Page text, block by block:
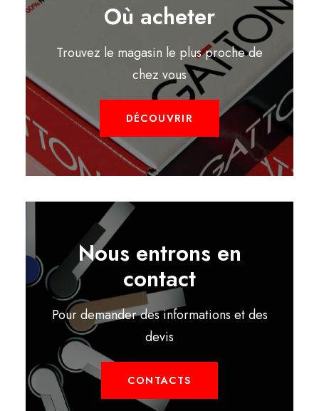
Où acheter
Trouvez le magasin le plus proche de
chez vous
DÉCOUVRIR
Nous entrons en
contact
Pour demander des informations et des
devis
CONTACTS